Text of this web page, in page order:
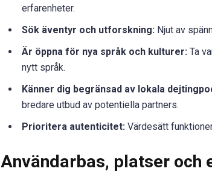
erfarenheter.
Sök äventyr och utforskning: Njut av
Är öppna för nya språk och kulturer: Ta
nytt språk.
Känner dig begränsad av lokala
bredare utbud av potentiella partners.
Prioritera autenticitet: Värdesätt
Användarbas, platser och